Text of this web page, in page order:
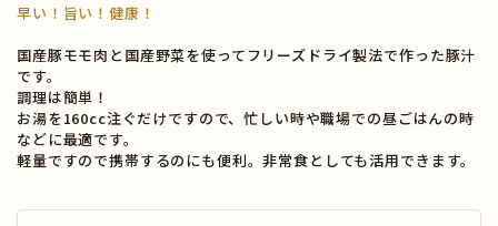
早い！旨い！健康！
国産豚モモ肉と国産野菜を使ってフリーズドライ製法で作った豚汁
です。
調理は簡単！
お湯を160cc注ぐだけですので、忙しい時や職場での昼ごはんの時
などに最適です。
軽量ですので携帯するのにも便利。非常食としても活用できます。